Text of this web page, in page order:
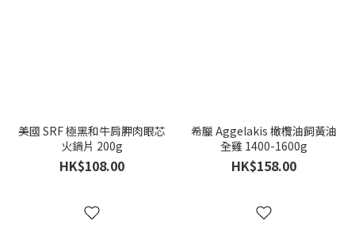
美國 SRF 極黑和牛肩胛肉眼芯
火鍋片 200g
HK$108.00
希臘 Aggelakis 橄欖油飼黃油
全雞 1400-1600g
HK$158.00